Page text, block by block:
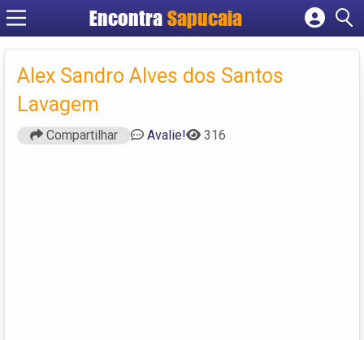
Encontra
Cadastrar empresa
Criar conta
Alex Sandro Alves dos Santos
Lavagem
Compartilhar Avalie! 316